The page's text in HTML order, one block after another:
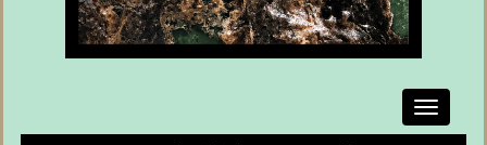
Toggle